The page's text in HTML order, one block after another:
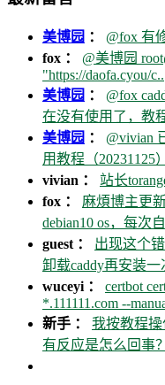
美博园 ： @fox 有
fox ： @美博园
"https://daofa.cyou/c..
美博园 ： @fox
在没有使用了，教
美博园 ： @vivian
用教程（20231125
vivian ： 站长
fox ： 麻煩博主更
debian10 os，每次
guest ： 出现这个
卸载caddy再安装一
wuceyi ： certbot
*.111111.com --
新手 ： 我按教程操
有反应是怎么回事？